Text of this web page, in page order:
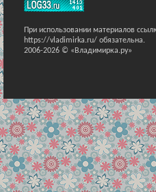
При использовании материалов
https://vladimirka.ru/ обязательна.
2006-2026 © «Владимирка.ру»